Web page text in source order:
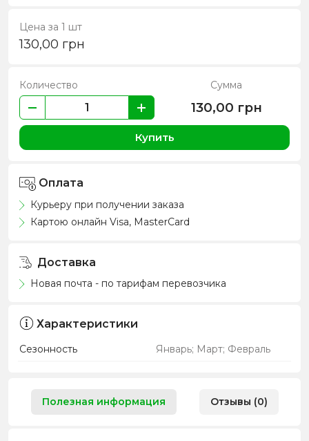
Цена за 1 шт
130,00 грн
Количество Сумма
130,00 грн
Купить
Оплата
Курьеру при получении заказа
Картою онлайн Visa, MasterCard
Доставка
Новая почта - по тарифам перевозчика
Характеристики
Сезонность Январь; Март; Февраль
Полезная информация Отзывы (0)